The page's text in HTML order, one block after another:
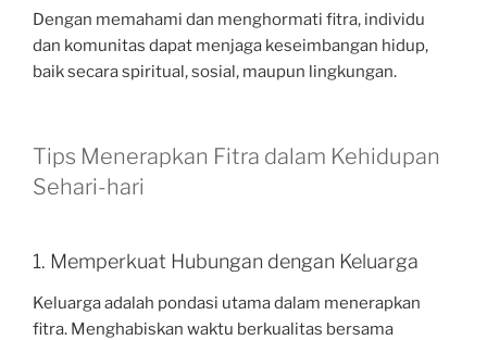
Dengan memahami dan menghormati fitra, individu
dan komunitas dapat menjaga keseimbangan hidup,
baik secara spiritual, sosial, maupun lingkungan.
Tips Menerapkan Fitra dalam Kehidupan
Sehari-hari
1. Memperkuat Hubungan dengan Keluarga
Keluarga adalah pondasi utama dalam menerapkan
fitra. Menghabiskan waktu berkualitas bersama